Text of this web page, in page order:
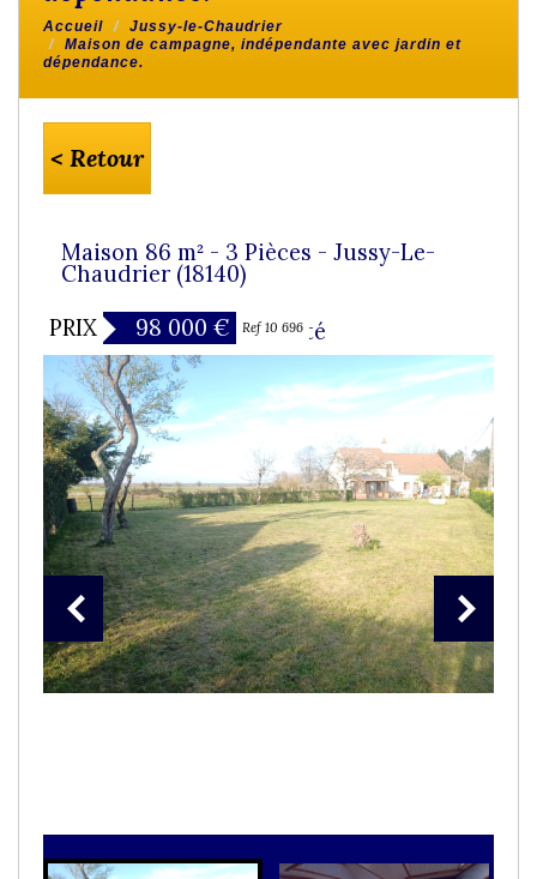
Accueil
Jussy-le-Chaudrier
Maison de campagne, indépendante avec jardin et
dépendance.
< Retour
Maison 86 m² - 3 Pièces - Jussy-Le-
Chaudrier (18140)
PRIX
98 000 € Ref 10 696
Nouveauté